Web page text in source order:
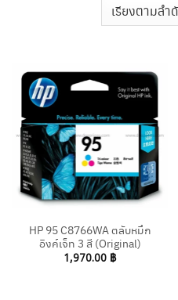
HP 95 C8766WA ตลับหมึก
อิงค์เจ็ท 3 สี (Original)
1,970.00 ฿